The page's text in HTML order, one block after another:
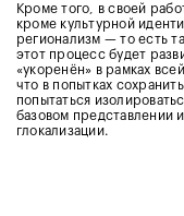
Кроме того, в своей
кроме культурной
регионализм — то есть
этот процесс будет
«укоренён» в рамках
что в попытках
попытаться
базовом представлении
глокализации.